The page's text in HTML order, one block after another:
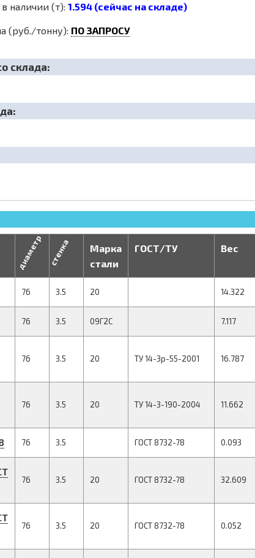
в наличии (т): 1.594 (сейчас на складе)
(руб./тонну): ПО ЗАПРОСУ
склада:
диаметр стенка
Марка
стали
ГОСТ/ТУ Вес
76 3.5 20 14.322
76 3.5 09Г2С 7.117
76 3.5 20 ТУ 14-3р-55-2001 16.787
76 3.5 20 ТУ 14-3-190-2004 11.662
76 3.5 ГОСТ 8732-78 0.093
76 3.5 20 ГОСТ 8732-78 32.609
76 3.5 20 ГОСТ 8732-78 0.052